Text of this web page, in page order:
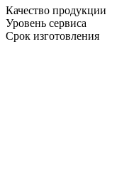
Качество продукции
Уровень сервиса
Срок изготовления